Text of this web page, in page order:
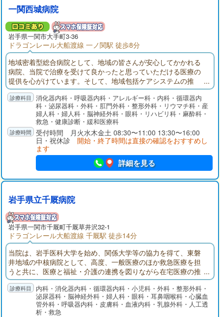
一関西城病院
岩手県一関市大手町3-36
ドラゴンレール大船渡線 一ノ関駅 徒歩8分
地域密着型総合病院として、地域の皆さんが安心してかかれる
病院、当院で治療を受けて良かったと思っていただける医療の
提供を心がけています。そして、地域包括ケアシステムの推
進・充実を目指して、介護の面でも医療と連携して「住み慣れ
た地域で自分らしい暮らしを安心して最期まで続けることがで
きるよう」に日々の活動に尽力していきます。
消化器内科・呼吸器内科・アレルギー科・内科・循環器内
科・泌尿器科・外科・肛門外科・整形外科・リウマチ科・産
婦人科・婦人科・脳神経外科・眼科・リハビリ科・麻酔科・
救急・健康診断・緩和医療科
受付時間 月火水木金土 08:30〜11:00 13:30〜16:00
日・祝休診 開始・終了時間は直接の確認をおすすめし
ます
詳細を見る
岩手県立千厩病院
岩手県一関市千厩町千厩草井沢32-1
ドラゴンレール大船渡線 千厩駅 徒歩14分
当院は、岩手医科大学を始め、関係大学等の協力を得て、東磐
井地域の中核病院として、高度、一般医療のほか救急医療を担
うと共に、医療と福祉・介護の連携を図りながら在宅医療の推
進も図っています。さらに、人工透析、リハビリテーションの
充実を図り、地域に密着した病院を目指しています。
内科・消化器内科・循環器内科・小児科・外科・整形外科・
泌尿器科・脳神経外科・婦人科・眼科・耳鼻咽喉科・心臓血
管外科・呼吸器内科・皮膚科・血液内科・乳腺外科・人工透
析・救急